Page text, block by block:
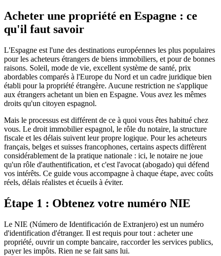
Acheter une propriété en Espagne : ce
qu'il faut savoir
L'Espagne est l'une des destinations européennes les plus populaires
pour les acheteurs étrangers de biens immobiliers, et pour de bonnes
raisons. Soleil, mode de vie, excellent système de santé, prix
abordables comparés à l'Europe du Nord et un cadre juridique bien
établi pour la propriété étrangère. Aucune restriction ne s'applique
aux étrangers achetant un bien en Espagne. Vous avez les mêmes
droits qu'un citoyen espagnol.
Mais le processus est différent de ce à quoi vous êtes habitué chez
vous. Le droit immobilier espagnol, le rôle du notaire, la structure
fiscale et les délais suivent leur propre logique. Pour les acheteurs
français, belges et suisses francophones, certains aspects diffèrent
considérablement de la pratique nationale : ici, le notaire ne joue
qu'un rôle d'authentification, et c'est l'avocat (abogado) qui défend
vos intérêts. Ce guide vous accompagne à chaque étape, avec coûts
réels, délais réalistes et écueils à éviter.
Étape 1 : Obtenez votre numéro NIE
Le NIE (Número de Identificación de Extranjero) est un numéro
d'identification d'étranger. Il est requis pour tout : acheter une
propriété, ouvrir un compte bancaire, raccorder les services publics,
payer les impôts. Rien ne se fait sans lui.